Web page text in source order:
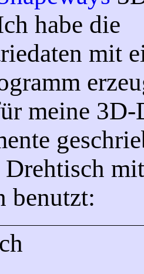
habe die
mit
meine
Drehtisch
benutzt: